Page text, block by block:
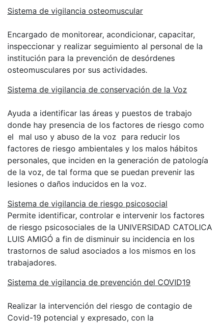
Sistema de vigilancia osteomuscular
Encargado de monitorear, acondicionar, capacitar,
inspeccionar y realizar seguimiento al personal de la
institución para la prevención de desórdenes
osteomusculares por sus actividades.
Sistema de vigilancia de conservación de la Voz
Ayuda a identificar las áreas y puestos de trabajo
donde hay presencia de los factores de riesgo como
el mal uso y abuso de la voz para reducir los
factores de riesgo ambientales y los malos hábitos
personales, que inciden en la generación de patología
de la voz, de tal forma que se puedan prevenir las
lesiones o daños inducidos en la voz.
Sistema de vigilancia de riesgo psicosocial
Permite identificar, controlar e intervenir los factores
de riesgo psicosociales de la UNIVERSIDAD CATOLICA
LUIS AMIGÓ a fin de disminuir su incidencia en los
trastornos de salud asociados a los mismos en los
trabajadores.
Sistema de vigilancia de prevención del COVID19
Realizar la intervención del riesgo de contagio de
Covid-19 potencial y expresado, con la